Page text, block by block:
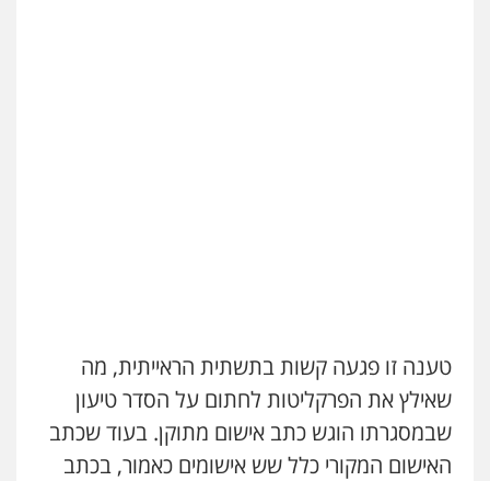
טענה זו פגעה קשות בתשתית הראייתית, מה
שאילץ את הפרקליטות לחתום על הסדר טיעון
שבמסגרתו הוגש כתב אישום מתוקן. בעוד שכתב
האישום המקורי כלל שש אישומים כאמור, בכתב
עו"ד אייל אביטל
פלילי פשיעה חמורה מעצרים וחקירות
0544712201